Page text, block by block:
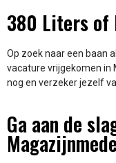
380 Liters of
Op zoek naar een baan
vacature vrijgekomen in
nog en verzeker jezelf
Ga aan de